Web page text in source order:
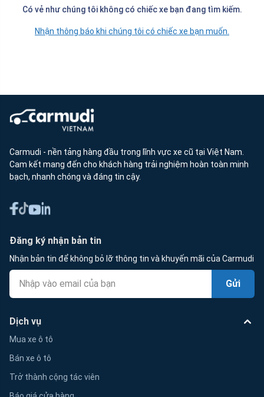
Có vẻ như chúng tôi không có chiếc xe bạn đang tìm kiếm.
Nhận thông báo khi chúng tôi có chiếc xe bạn muốn.
Carmudi - nền tảng hàng đầu trong lĩnh vực xe cũ tại Việt Nam.
Cam kết mang đến cho khách hàng trải nghiệm hoàn toàn minh
bạch, nhanh chóng và đáng tin cậy.
Đăng ký nhận bản tin
Nhận bản tin để không bỏ lỡ thông tin và khuyến mãi của Carmudi
Gửi
Dịch vụ
Mua xe ô tô
Bán xe ô tô
Trở thành cộng tác viên